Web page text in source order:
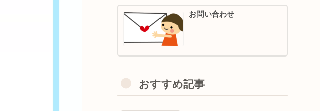
お問い合わせ
おすすめ記事